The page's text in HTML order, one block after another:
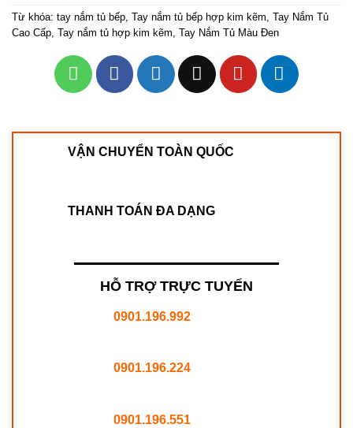
Từ khóa: tay nắm tủ bếp, Tay nắm tủ bếp hợp kim kẽm, Tay Nắm Tủ
Cao Cấp, Tay nắm tủ hợp kim kẽm, Tay Nắm Tủ Màu Đen
VẬN CHUYỂN TOÀN QUỐC
THANH TOÁN ĐA DẠNG
HỖ TRỢ TRỰC TUYẾN
0901.196.992
0901.196.224
0901.196.551